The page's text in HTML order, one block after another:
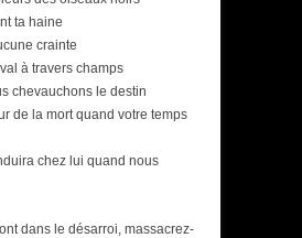
ta haine
crainte
à travers champs
chevauchons le destin
de la mort quand votre temps
chez lui quand nous
dans le désarroi, massacrez-